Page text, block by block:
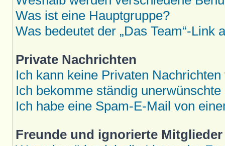
Was ist eine Hauptgruppe?
Was bedeutet der „Das Team“-Link
Private Nachrichten
Ich kann keine Privaten
Ich bekomme ständig
Ich habe eine Spam-E-Mail von
Freunde und ignorierte Mitglieder